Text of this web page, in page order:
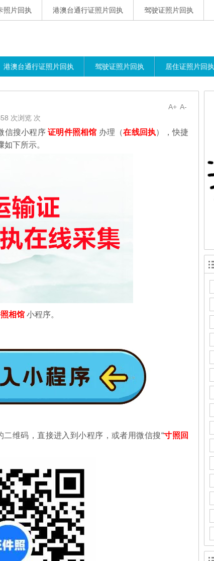
照片回执 港澳台通行证照片回执 驾驶证照片回执
港澳台通行证照片回执 驾驶证照片回执 居住证照片回执
A-
A+
次浏览 次
信搜小程序证明件照相馆 办理（在线回执），快捷
下所示。
相馆 小程序。
二维码，直接进入到小程序，或者用微信搜“寸照回